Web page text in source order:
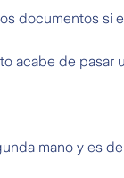
documentos si
acabe de pasar
mano y es de